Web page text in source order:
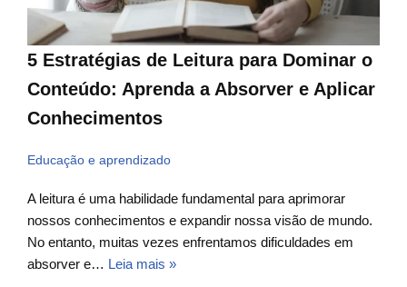
5 Estratégias de Leitura para Dominar o
Conteúdo: Aprenda a Absorver e Aplicar
Conhecimentos
Educação e aprendizado
A leitura é uma habilidade fundamental para aprimorar
nossos conhecimentos e expandir nossa visão de mundo.
No entanto, muitas vezes enfrentamos dificuldades em
absorver e… Leia mais »